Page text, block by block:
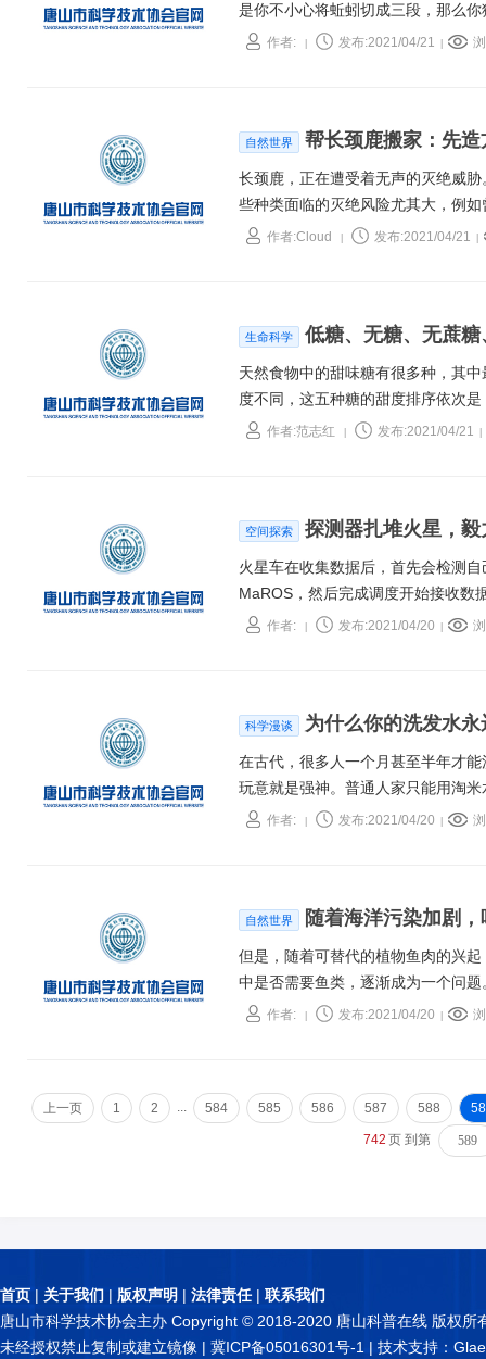
是你不小心将蚯蚓切成三段，那么
作者: 发布:2021/04/21
自然世界 帮长颈鹿搬家：先
长颈鹿，正在遭受着无声的灭绝威
些种类面临的灭绝风险尤其大，例
大约80%。
作者:Cloud 发布:2021/04/21
生命科学 低糖、无糖、无蔗
天然食物中的甜味糖有很多种，其
度不同，这五种糖的甜度排序依次
作者:范志红 发布:2021/04/21
空间探索 探测器扎堆火星，
火星车在收集数据后，首先会检测
MaROS，然后完成调度开始接收数
作者: 发布:2021/04/20
科学漫谈 为什么你的洗发水
在古代，很多人一个月甚至半年才
玩意就是强神。普通人家只能用淘
作者: 发布:2021/04/20
自然世界 随着海洋污染加剧
但是，随着可替代的植物鱼肉的兴
中是否需要鱼类，逐渐成为一个问
续水平范围内的鱼类种群已经从曾
作者: 发布:2021/04/20
上一页 1 2 ... 584 585 586 587 588
742 页 到第
首页 | 关于我们 | 版权声明 | 法律责任| 联系我们
唐山市科学技术协会主办 Copyright © 2018-2020 唐山科普在线 版权所
未经授权禁止复制或建立镜像 | 冀ICP备05016301号-1 | 技术支持：